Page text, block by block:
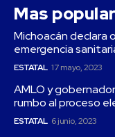
Mas
Michoacán declara
emergencia
ESTATAL 17 mayo, 2023
AMLO y
rumbo al proceso
ESTATAL 6 junio, 2023